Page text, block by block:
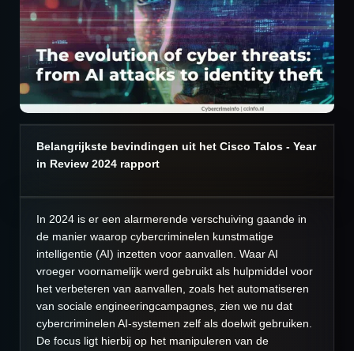
n
g
s
Belangrijkste bevindingen uit het Cisco Talos - Year
in Review 2024 rapport
In 2024 is er een alarmerende verschuiving gaande in
de manier waarop cybercriminelen kunstmatige
intelligentie (AI) inzetten voor aanvallen. Waar AI
vroeger voornamelijk werd gebruikt als hulpmiddel voor
het verbeteren van aanvallen, zoals het automatiseren
van sociale engineeringcampagnes, zien we nu dat
cybercriminelen AI-systemen zelf als doelwit gebruiken.
De focus ligt hierbij op het manipuleren van de